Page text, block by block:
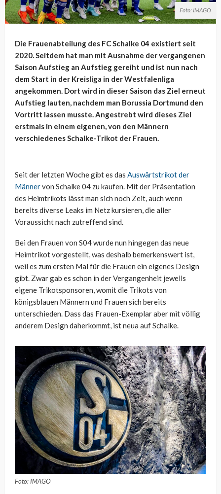
Foto: IMAGO
Die Frauenabteilung des FC Schalke 04 existiert seit
2020. Seitdem hat man mit Ausnahme der vergangenen
Saison Aufstieg an Aufstieg gereiht und ist nun nach
dem Start in der Kreisliga in der Westfalenliga
angekommen. Dort wird in dieser Saison das Ziel erneut
Aufstieg lauten, nachdem man Borussia Dortmund den
Vortritt lassen musste. Angestrebt wird dieses Ziel
erstmals in einem eigenen, von den Männern
verschiedenes Schalke-Trikot der Frauen.
Seit der letzten Woche gibt es das Auswärtstrikot der
Männervon Schalke 04 zu kaufen. Mit der Präsentation
des Heimtrikots lässt man sich noch Zeit, auch wenn
bereits diverse Leaks im Netz kursieren, die aller
Voraussicht nach zutreffend sind.
Bei den Frauen von S04 wurde nun hingegen das neue
Heimtrikot vorgestellt, was deshalb bemerkenswert ist,
weil es zum ersten Mal für die Frauen ein eigenes Design
gibt. Zwar gab es schon in der Vergangenheit jeweils
eigene Trikotsponsoren, womit die Trikots von
königsblauen Männern und Frauen sich bereits
unterschieden. Dass das Frauen-Exemplar aber mit völlig
anderem Design daherkommt, ist neua auf Schalke.
Foto: IMAGO